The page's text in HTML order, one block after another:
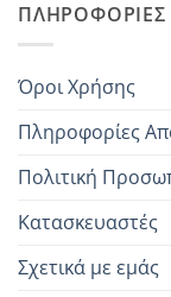
ΠΛΗΡΟΦΟΡΊΕΣ
Όροι Χρήσης
Πληροφορίες
Πολιτική
Κατασκευαστές
Σχετικά με εμάς